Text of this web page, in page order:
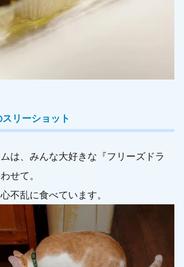
リーショット
は、みんな大好きな『フリーズドラ
せて。
不乱に食べています。